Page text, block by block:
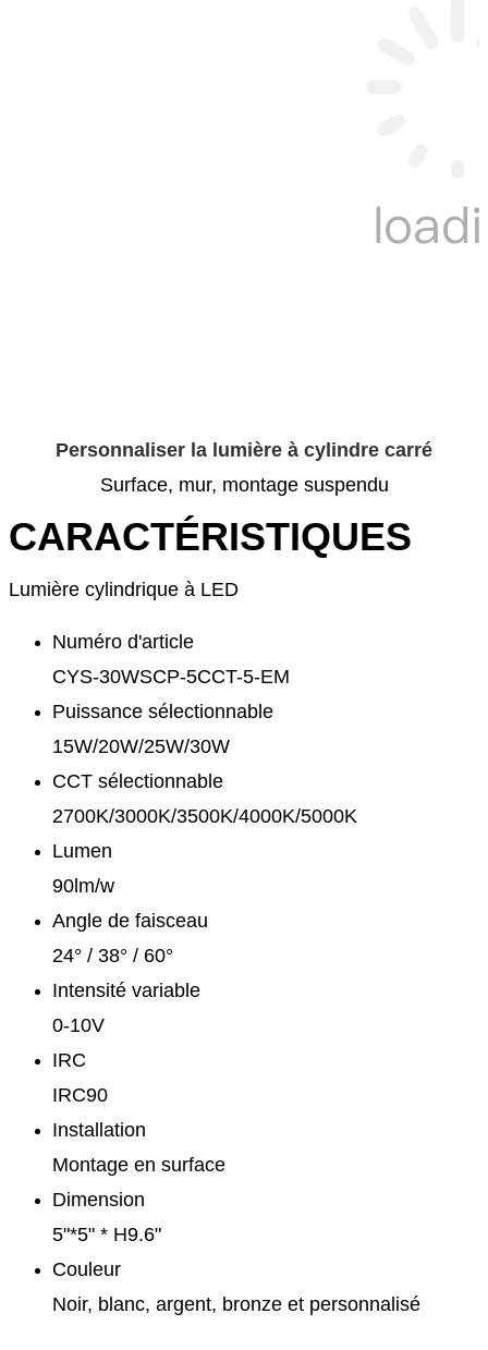
Personnaliser la lumière à cylindre carré
Surface, mur, montage suspendu
CARACTÉRISTIQUES
Lumière cylindrique à LED
Numéro d'article
CYS-30WSCP-5CCT-5-EM
Puissance sélectionnable
15W/20W/25W/30W
CCT sélectionnable
2700K/3000K/3500K/4000K/5000K
Lumen
90lm/w
Angle de faisceau
24° / 38° / 60°
Intensité variable
0-10V
IRC
IRC90
Installation
Montage en surface
Dimension
5"*5" * H9.6"
Couleur
Noir, blanc, argent, bronze et personnalisé